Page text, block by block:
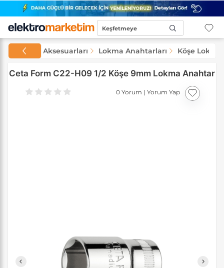
Keşfetmeye
Lokma ve Aksesuarları Lokma Anahtarları Köşe
Ceta Form C22-H09 1/2 Köşe 9mm Lokma Anahtar
0 Yorum | Yorum Yap